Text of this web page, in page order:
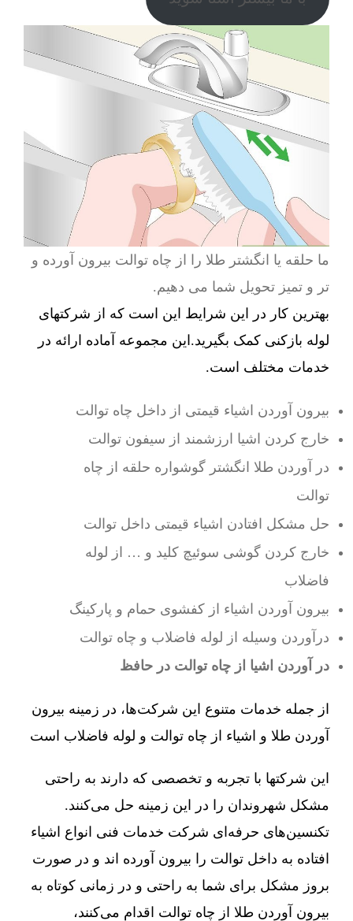
ما حلقه یا انگشتر طلا را از چاه توالت بیرون آورده و
تر و تمیز تحویل شما می دهیم.
بهترین کار در این شرایط این است که از شرکتهای
لوله بازکنی کمک بگیرید.این مجموعه آماده ارائه در
خدمات مختلف است.
بیرون آوردن اشیاء قیمتی از داخل چاه توالت
خارج کردن اشیا ارزشمند از سیفون توالت
در آوردن طلا انگشتر گوشواره حلقه از چاه
توالت
حل مشکل افتادن اشیاء قیمتی داخل توالت
خارج کردن گوشی سوئیچ کلید و … از لوله
فاضلاب
بیرون آوردن اشیاء از کفشوی حمام و پارکینگ
درآوردن وسیله از لوله فاضلاب و چاه توالت
در آوردن اشیا از چاه توالت در حافظ
از جمله خدمات متنوع این شرکت‌ها، در زمینه بیرون
آوردن طلا و اشیاء از چاه توالت و لوله فاضلاب است
این شرکتها با تجربه و تخصصی که دارند به راحتی
مشکل شهروندان را در این زمینه حل می‌کنند.
تکنسین‌های حرفه‌ای شرکت خدمات فنی انواع اشیاء
افتاده به داخل توالت را بیرون آورده اند و در صورت
بروز مشکل برای شما به راحتی و در زمانی کوتاه به
بیرون آوردن طلا از چاه توالت اقدام می‌کنند،